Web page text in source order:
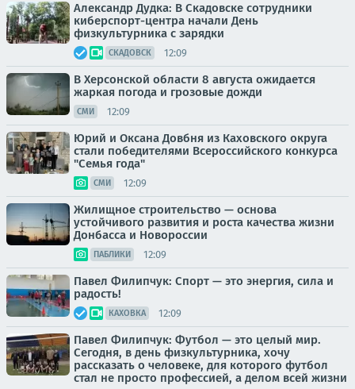
Александр Дудка: В Скадовске сотрудники
киберспорт-центра начали День
физкультурника с зарядки
СКАДОВСК 12:09
В Херсонской области 8 августа ожидается
жаркая погода и грозовые дожди
СМИ 12:09
Юрий и Оксана Довбня из Каховского округа
стали победителями Всероссийского конкурса
"Семья года"
СМИ 12:09
Жилищное строительство — основа
устойчивого развития и роста качества жизни
Донбасса и Новороссии
ПАБЛИКИ 12:09
Павел Филипчук: Спорт — это энергия, сила и
радость!
КАХОВКА 12:09
Павел Филипчук: Футбол — это целый мир.
Сегодня, в день физкультурника, хочу
рассказать о человеке, для которого футбол
стал не просто профессией, а делом всей жизни